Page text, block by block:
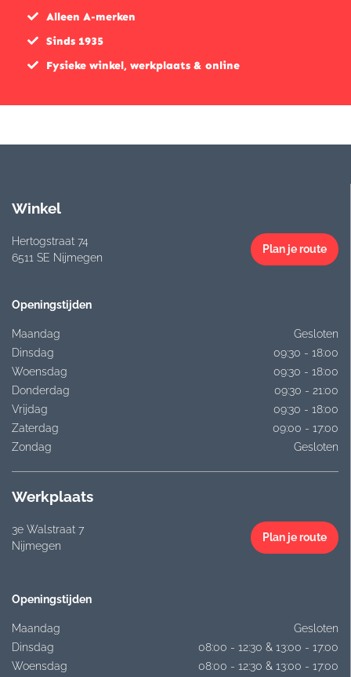
Alleen A-merken
Sinds 1935
Fysieke winkel, werkplaats & online
Winkel
Hertogstraat 74
6511 SE Nijmegen
Plan je route
Openingstijden
Maandag
Gesloten
Dinsdag
09:30 - 18:00
Woensdag
09:30 - 18:00
Donderdag
09:30 - 21:00
Vrijdag
09:30 - 18:00
Zaterdag
09:00 - 17:00
Zondag
Gesloten
Werkplaats
3e Walstraat 7
Nijmegen
Plan je route
Openingstijden
Maandag
Gesloten
Dinsdag
08:00 - 12:30 & 13:00 - 17:00
Woensdag
08:00 - 12:30 & 13:00 - 17:00